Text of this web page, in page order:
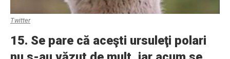
Twitter
15. Se pare că aceşti ursuleţi polari